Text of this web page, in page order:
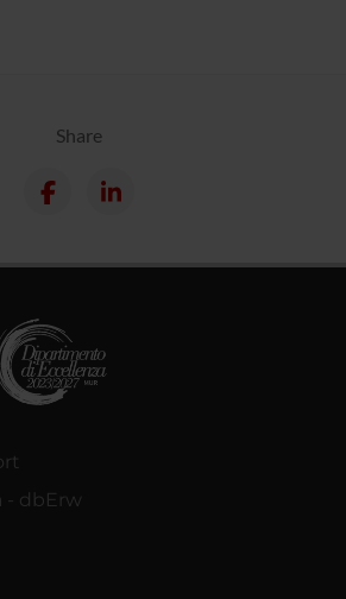
Share
- dbErw